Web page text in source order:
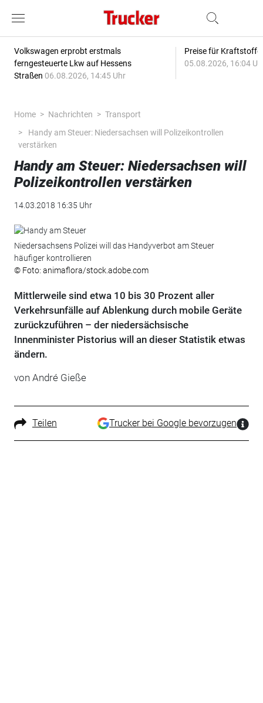
Volkswagen erprobt erstmals
ferngesteuerte Lkw auf Hessens
Straßen 06.08.2026, 14:45 Uhr
Preise für
05.08.2026, 16:04
Home Nachrichten
Transport
Handy am Steuer: Niedersachsen will Polizeikontrollen
verstärken
Handy am Steuer: Niedersachsen will
Polizeikontrollen verstärken
14.03.2018 16:35 Uhr
Niedersachsens Polizei will das Handyverbot am Steuer
häufiger kontrollieren
© Foto: animaflora/stock.adobe.com
Mittlerweile sind etwa 10 bis 30 Prozent aller
Verkehrsunfälle auf Ablenkung durch mobile Geräte
zurückzuführen – der niedersächsische
Innenminister Pistorius will an dieser Statistik etwas
ändern.
von André Gieße
Teilen Trucker bei Google bevorzugen